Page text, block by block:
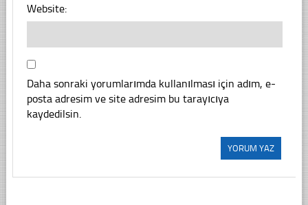
Website:
Daha sonraki yorumlarımda kullanılması için adım, e-
posta adresim ve site adresim bu tarayıcıya
kaydedilsin.